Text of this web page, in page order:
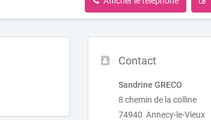
Contact
Sandrine GRECO
8 chemin de la colline
74940 Annecy-le-Vieux